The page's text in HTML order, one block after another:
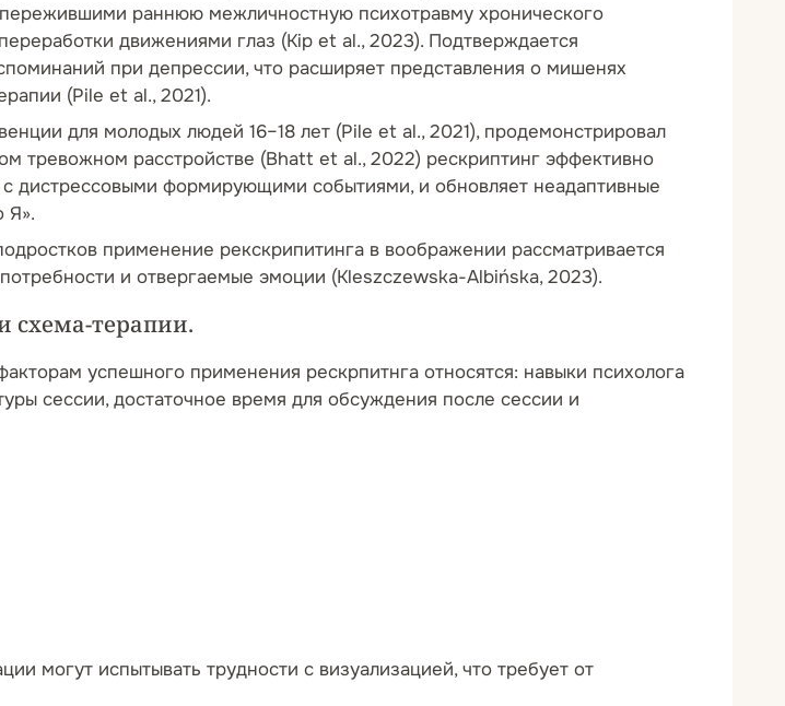
раннюю межличностную психотравму хронического
движениями глаз (Kip et al., 2023). Подтверждается
при депрессии, что расширяет представления о мишенях
(Pile et al., 2021).
для молодых людей 16–18 лет (Pile et al., 2021), продемонстрировал
тревожном расстройстве (Bhatt et al., 2022) рескриптинг эффективно
дистрессовыми формирующими событиями, и обновляет неадаптивные
Я».
применение рекскрипитинга в воображении рассматривается
и отвергаемые эмоции (Kleszczewska-Albińska, 2023).
схема-терапии.
успешного применения рескрпитнга относятся: навыки психолога
сессии, достаточное время для обсуждения после сессии и
могут испытывать трудности с визуализацией, что требует от